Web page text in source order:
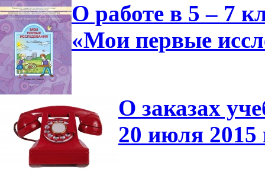
О работе в 5 – 7
«Мои первые
О заказах
20 июля 2015